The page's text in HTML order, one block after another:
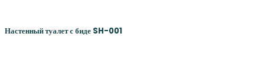
Настенный туалет с биде SH-001